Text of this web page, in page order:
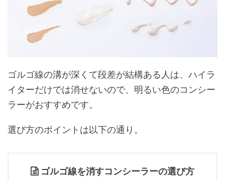
ゴルゴ線の溝が深くて段差が結構ある人は、ハイラ
イターだけでは消せないので、明るい色のコンシー
ラーがおすすめです。
選び方のポイントは以下の通り。
ゴルゴ線を消すコンシーラーの選び方